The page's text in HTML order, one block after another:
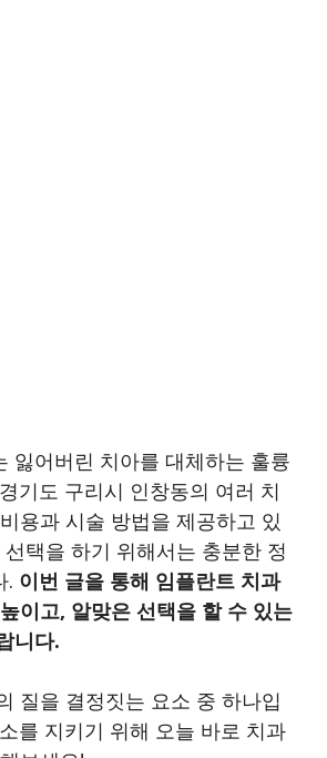
잃어버린 치아를 대체하는 훌륭
기도 구리시 인창동의 여러 치
용과 시술 방법을 제공하고 있
택을 하기 위해서는 충분한 정
. 이번 글을 통해 임플란트 치과
이고, 알맞은 선택을 할 수 있는
니다.
질을 결정짓는 요소 중 하나입
를 지키기 위해 오늘 바로 치과